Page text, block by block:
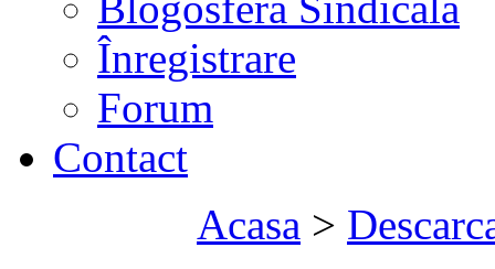
Înregistrare
Forum
Contact
Acasa >